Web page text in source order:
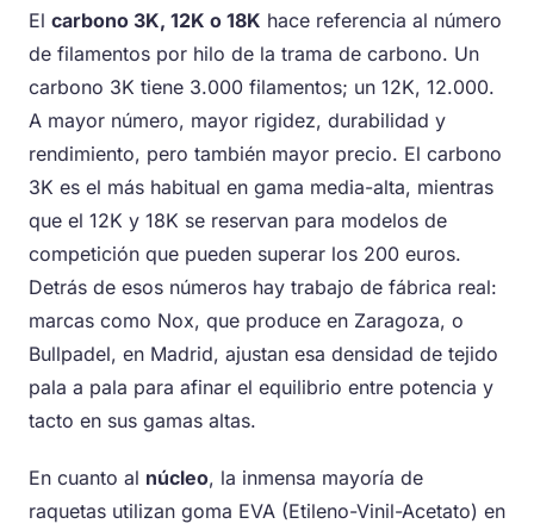
El carbono 3K, 12K o 18K hace referencia al número
de filamentos por hilo de la trama de carbono. Un
carbono 3K tiene 3.000 filamentos; un 12K, 12.000.
A mayor número, mayor rigidez, durabilidad y
rendimiento, pero también mayor precio. El carbono
3K es el más habitual en gama media-alta, mientras
que el 12K y 18K se reservan para modelos de
competición que pueden superar los 200 euros.
Detrás de esos números hay trabajo de fábrica real:
marcas como Nox, que produce en Zaragoza, o
Bullpadel, en Madrid, ajustan esa densidad de tejido
pala a pala para afinar el equilibrio entre potencia y
tacto en sus gamas altas.
En cuanto al núcleo, la inmensa mayoría de
raquetas utilizan goma EVA (Etileno-Vinil-Acetato) en